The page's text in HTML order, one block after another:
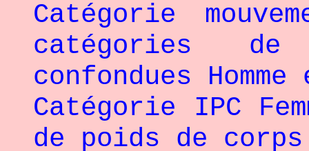
Catégorie
catégories
confondues Homme
Catégorie IPC
de poids de corps